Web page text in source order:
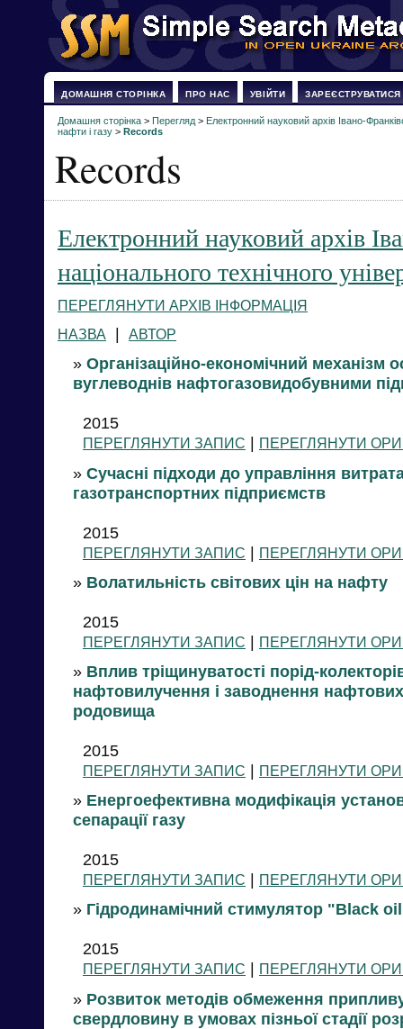
ДОМАШНЯ СТОРІНКА ПРО НАС УВІЙТИ ЗАРЕЄСТРУВАТИСЯ
Домашня сторінка > Перегляд > Електронний науковий архів Івано-
нафти і газу > Records
Records
Електронний науковий архів
національного технічного
ПЕРЕГЛЯНУТИ АРХІВ ІНФОРМАЦІЯ
НАЗВА
| АВТОР
» Організаційно-економічний механізм
вуглеводнів нафтогазовидобувними
2015
ПЕРЕГЛЯНУТИ ЗАПИС | ПЕРЕГЛЯНУТИ
» Сучасні підходи до управління
газотранспортних підприємств
2015
ПЕРЕГЛЯНУТИ ЗАПИС | ПЕРЕГЛЯНУТИ
» Волатильність світових цін на нафту
2015
ПЕРЕГЛЯНУТИ ЗАПИС | ПЕРЕГЛЯНУТИ
» Вплив тріщинуватості порід-
нафтовилучення і заводнення
родовища
2015
ПЕРЕГЛЯНУТИ ЗАПИС | ПЕРЕГЛЯНУТИ
» Енергоефективна модифікація
сепарації газу
2015
ПЕРЕГЛЯНУТИ ЗАПИС | ПЕРЕГЛЯНУТИ
» Гідродинамічний стимулятор "Black
2015
ПЕРЕГЛЯНУТИ ЗАПИС | ПЕРЕГЛЯНУТИ
» Розвиток методів обмеження
свердловину в умовах пізньої стадії